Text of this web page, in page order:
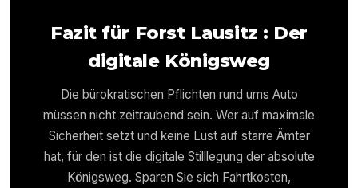
Fazit für Forst Lausitz : Der
digitale Königsweg
Die bürokratischen Pflichten rund ums Auto
müssen nicht zeitraubend sein. Wer auf maximale
Sicherheit setzt und keine Lust auf starre Ämter
hat, für den ist die digitale Stilllegung der absolute
Königsweg. Sparen Sie sich Fahrtkosten,